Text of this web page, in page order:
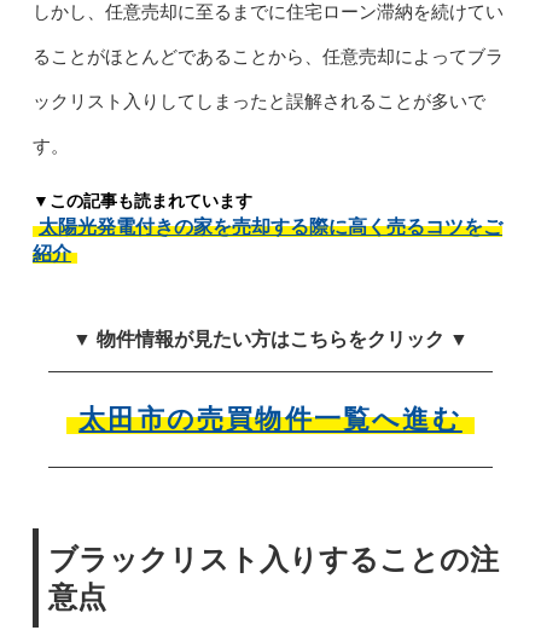
しかし、任意売却に至るまでに住宅ローン滞納を続けてい
ることがほとんどであることから、任意売却によってブラ
ックリスト入りしてしまったと誤解されることが多いで
す。
▼この記事も読まれています
太陽光発電付きの家を売却する際に高く売るコツをご
紹介
▼ 物件情報が見たい方はこちらをクリック ▼
太田市の売買物件一覧へ進む
ブラックリスト入りすることの注
意点